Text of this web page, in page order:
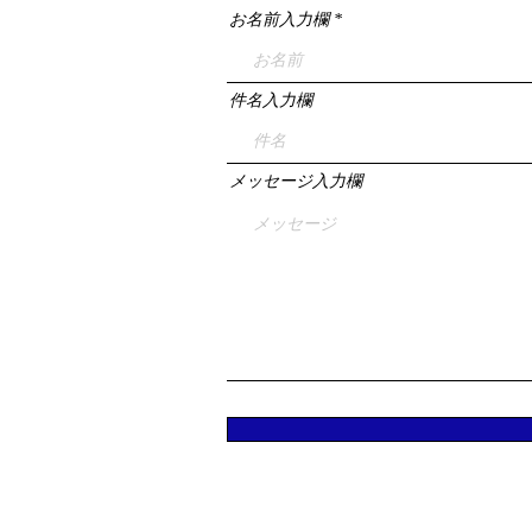
お名前入力欄
件名入力欄
メッセージ入力欄